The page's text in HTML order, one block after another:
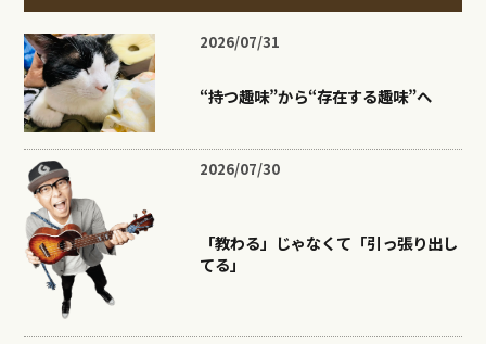
2026/07/31
“持つ趣味”から“存在する趣味”へ
2026/07/30
「教わる」じゃなくて「引っ張り出し
てる」